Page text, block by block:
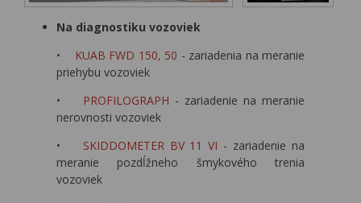
Na diagnostiku vozoviek
•
KUAB FWD 150, 50 - zariadenia na meranie
priehybu vozoviek
•
PROFILOGRAPH - zariadenie na meranie
nerovnosti vozoviek
• SKIDDOMETER BV 11 VI - zariadenie na
meranie pozdĺžneho šmykového trenia
vozoviek